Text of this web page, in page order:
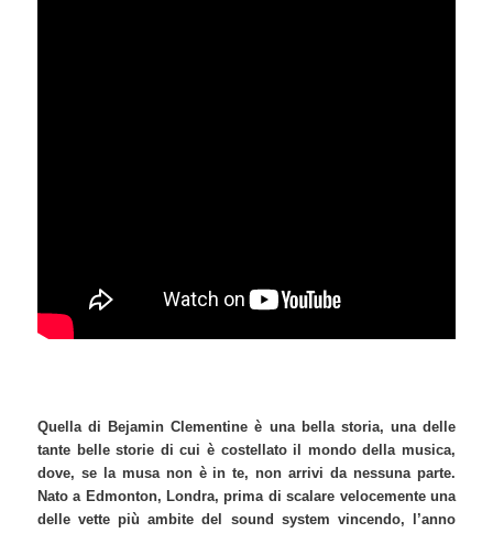
Quella di Bejamin Clementine è una bella storia, una delle
tante belle storie di cui è costellato il mondo della musica,
dove, se la musa non è in te, non arrivi da nessuna parte.
Nato a Edmonton, Londra, prima di scalare velocemente una
delle vette più ambite del sound system vincendo, l’anno